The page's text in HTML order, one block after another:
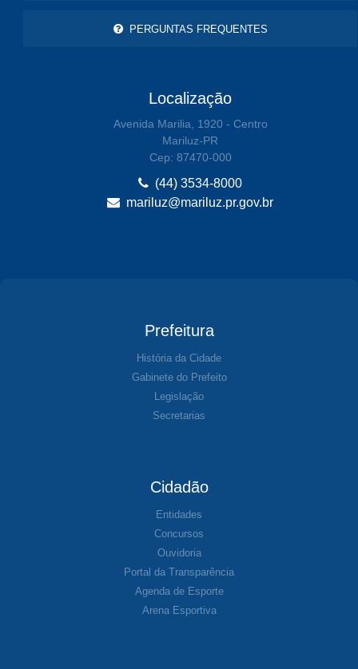
PERGUNTAS FREQUENTES
Localização
Avenida Marilia, 1920 - Centro
Mariluz-PR
Cep: 87470-000
(44) 3534-8000
mariluz@mariluz.pr.gov.br
Prefeitura
História da Cidade
Gabinete do Prefeito
Legislação
Secretarias
Cidadão
Entidades
Concursos
Ouvidoria
Portal da Transparência
Agenda de Esporte
Arena Esportiva